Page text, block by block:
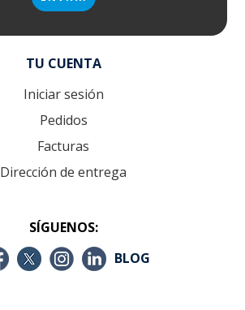
TU CUENTA
Iniciar sesión
Pedidos
Facturas
Dirección de entrega
SÍGUENOS:
BLOG